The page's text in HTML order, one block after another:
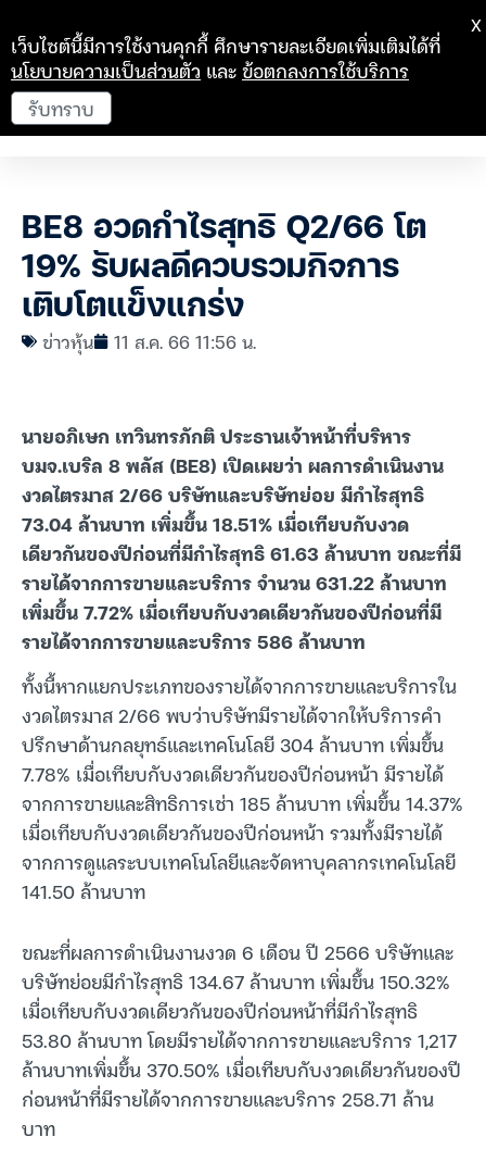
BE8 อวดกำไรสุทธิ Q2/66 โต
19% รับผลดีควบรวมกิจการ
เติบโตแข็งแกร่ง
ข่าวหุ้น 11 ส.ค. 66 11:56 น.
นายอภิเษก เทวินทรภักติ ประธานเจ้าหน้าที่บริหาร
บมจ.เบริล 8 พลัส (BE8) เปิดเผยว่า ผลการดำเนินงาน
งวดไตรมาส 2/66 บริษัทและบริษัทย่อย มีกำไรสุทธิ
73.04 ล้านบาท เพิ่มขึ้น 18.51% เมื่อเทียบกับงวด
เดียวกันของปีก่อนที่มีกำไรสุทธิ 61.63 ล้านบาท ขณะที่มี
รายได้จากการขายและบริการ จำนวน 631.22 ล้านบาท
เพิ่มขึ้น 7.72% เมื่อเทียบกับงวดเดียวกันของปีก่อนที่มี
รายได้จากการขายและบริการ 586 ล้านบาท
ทั้งนี้หากแยกประเภทของรายได้จากการขายและบริการใน
งวดไตรมาส 2/66 พบว่าบริษัทมีรายได้จากให้บริการคำ
ปรึกษาด้านกลยุทธ์และเทคโนโลยี 304 ล้านบาท เพิ่มขึ้น
7.78% เมื่อเทียบกับงวดเดียวกันของปีก่อนหน้า มีรายได้
จากการขายและสิทธิการเช่า 185 ล้านบาท เพิ่มขึ้น 14.37%
เมื่อเทียบกับงวดเดียวกันของปีก่อนหน้า รวมทั้งมีรายได้
จากการดูแลระบบเทคโนโลยีและจัดหาบุคลากรเทคโนโลยี
141.50 ล้านบาท
ขณะที่ผลการดำเนินงานงวด 6 เดือน ปี 2566 บริษัทและ
บริษัทย่อยมีกำไรสุทธิ 134.67 ล้านบาท เพิ่มขึ้น 150.32%
เมื่อเทียบกับงวดเดียวกันของปีก่อนหน้าที่มีกำไรสุทธิ
53.80 ล้านบาท โดยมีรายได้จากการขายและบริการ 1,217
ล้านบาทเพิ่มขึ้น 370.50% เมื่อเทียบกับงวดเดียวกันของปี
ก่อนหน้าที่มีรายได้จากการขายและบริการ 258.71 ล้าน
บาท
เว็บไซต์นี้มีการใช้งานคุกกี้ ศึกษารายละเอียดเพิ่มเติมได้ที่
นโยบายความเป็นส่วนตัว และข้อตกลงการใช้บริการ
รับทราบ
X